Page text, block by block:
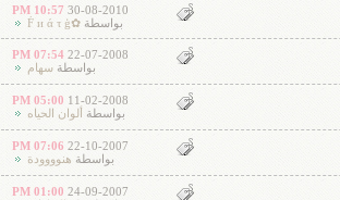
30-08-2010
10:57 PM
بواسطة✿Ḟ и ά τ ģ
22-07-2008
07:54 PM
بواسطةسهام
11-02-2008
05:00 PM
بواسطة
ألوان الحياه
22-10-2007
07:06 PM
بواسطة هنوووودة
24-09-2007
01:00 PM